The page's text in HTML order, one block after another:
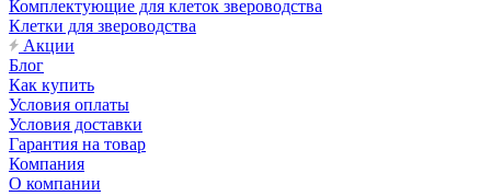
Комплектующие для клеток звероводства
Клетки для звероводства
Акции
Блог
Как купить
Условия оплаты
Условия доставки
Гарантия на товар
Компания
О компании